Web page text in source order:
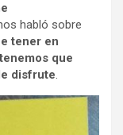
habló sobre
tener en
que
disfrute.